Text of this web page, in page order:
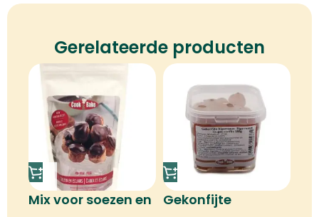
Gerelateerde producten
Mix voor soezen en
Gekonfijte